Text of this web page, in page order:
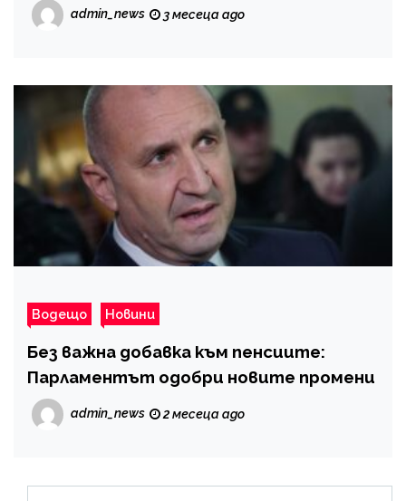
admin_news 3 месеца ago
Водещо Новини
Без важна добавка към пенсиите:
Парламентът одобри новите промени
admin_news 2 месеца ago